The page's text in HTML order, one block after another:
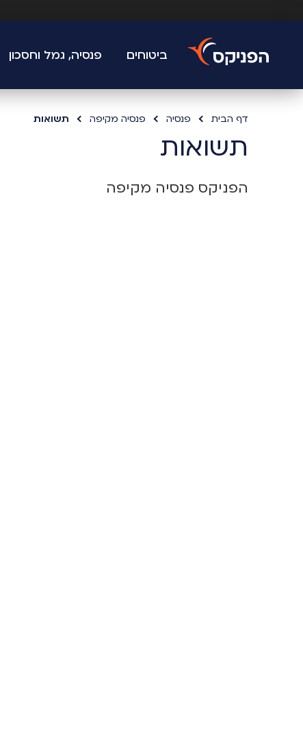
ביטוחים פנסיה, גמל וחסכון
דף הבית פנסיה פנסיה מקיפה תשואות
תשואות
הפניקס פנסיה מקיפה